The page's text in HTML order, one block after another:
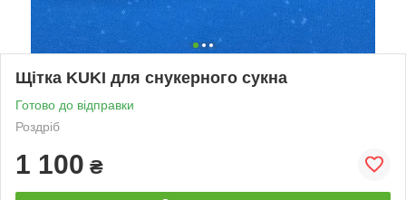
Щітка KUKI для снукерного сукна
Готово до відправки
Роздріб
1 100 ₴